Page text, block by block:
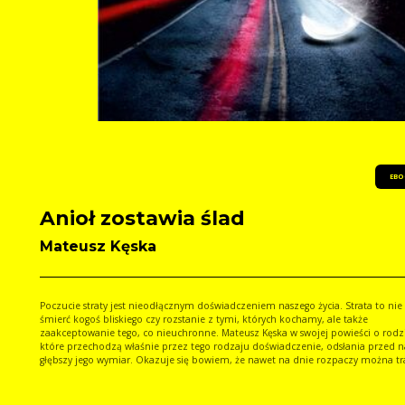
Anioł zostawia ślad
Mateusz Kęska
Poczucie straty jest nieodłącznym doświadczeniem naszego życia. Strata to
śmierć kogoś bliskiego czy rozstanie z tymi, których kochamy, ale także
zaakceptowanie tego, co nieuchronne. Mateusz Kęska w swojej powieści o
które przechodzą właśnie przez tego rodzaju doświadczenie, odsłania przed
głębszy jego wymiar. Okazuje się bowiem, że nawet na dnie rozpaczy można